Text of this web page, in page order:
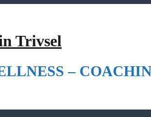
Trivsel
–